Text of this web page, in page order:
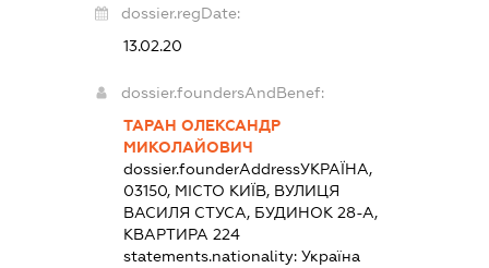
dossier.regDate:
13.02.20
dossier.foundersAndBenef:
ТАРАН ОЛЕКСАНДР
МИКОЛАЙОВИЧ
dossier.founderAddressУКРАЇНА,
03150, МІСТО КИЇВ, ВУЛИЦЯ
ВАСИЛЯ СТУСА, БУДИНОК 28-А,
КВАРТИРА 224
statements.nationality: Україна